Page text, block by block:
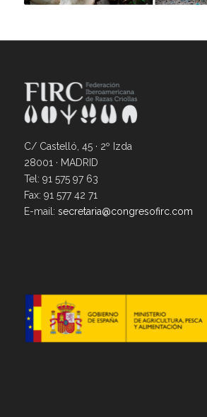
C/ Castelló, 45 · 2º Izda
28001 · MADRID
Tel: 91 575 97 63
Fax: 91 577 42 71
E-mail: secretaria@congresofirc.com